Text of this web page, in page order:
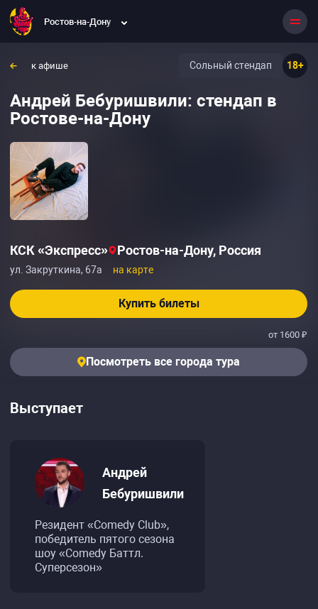
Ростов-на-Дону
к афише 18+
Сольный стендап
Андрей Бебуришвили: стендап в
Ростове-на-Дону
КСК «Экспресс» Ростов-на-Дону, Россия
ул. Закруткина, 67а на карте
Купить билеты
от 1600 ₽
Посмотреть все города тура
Выступает
Андрей
Бебуришвили
Резидент «Comedy Club»,
победитель пятого сезона
шоу «Comedy Баттл.
Суперсезон»